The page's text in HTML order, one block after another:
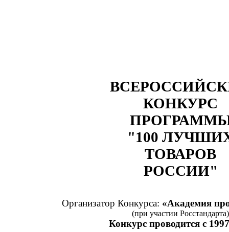
КОНКУРС
"100
ТОВАРОВ
РОССИИ"
Организатор Конкурса: «Академия
(при участии Росстандарта)
Конкурс проводится с